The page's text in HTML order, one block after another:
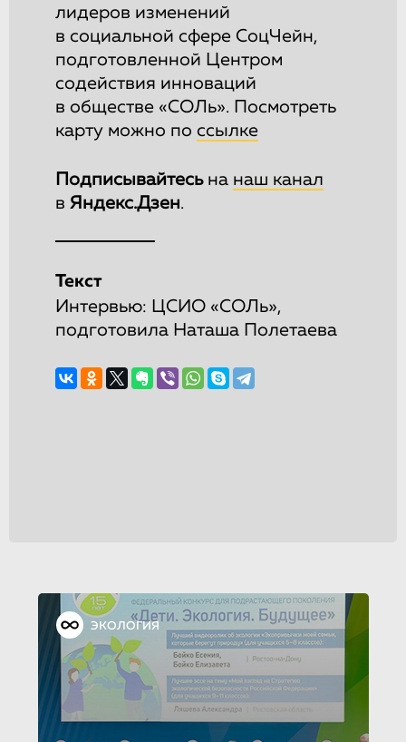
лидеров изменений
в социальной сфере СоцЧейн,
подготовленной Центром
содействия инноваций
в обществе «СОЛь». Посмотреть
карту можно по ссылке
Подписывайтесьна наш канал
в Яндекс.Дзен.
Текст
Интервью: ЦСИО «СОЛь»,
подготовила Наташа Полетаева
ЭКОЛОГИЯ